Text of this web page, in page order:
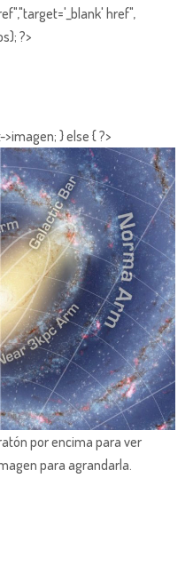
href",
?>
} else { ?>
por encima para ver
para agrandarla.